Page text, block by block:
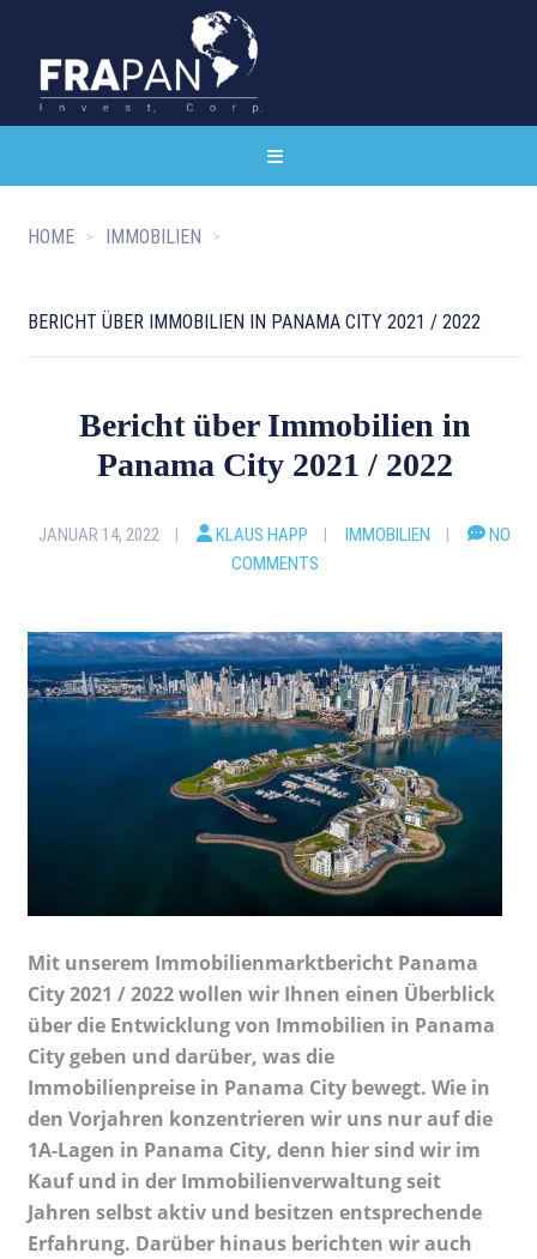
HOME IMMOBILIEN
BERICHT ÜBER IMMOBILIEN IN PANAMA CITY 2021 / 2022
Bericht über Immobilien in
Panama City 2021 / 2022
JANUAR 14, 2022 KLAUS HAPP IMMOBILIEN
NO
COMMENTS
Mit unserem Immobilienmarktbericht Panama
City 2021 / 2022 wollen wir Ihnen einen Überblick
über die Entwicklung von Immobilien in Panama
City geben und darüber, was die
Immobilienpreise in Panama City bewegt. Wie in
den Vorjahren konzentrieren wir uns nur auf die
1A-Lagen in Panama City, denn hier sind wir im
Kauf und in der Immobilienverwaltung seit
Jahren selbst aktiv und besitzen entsprechende
Erfahrung. Darüber hinaus berichten wir auch